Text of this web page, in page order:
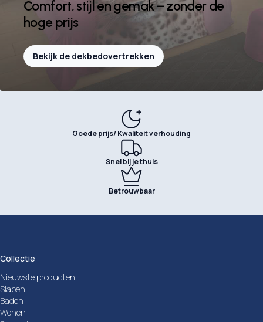
Comfort, stijl en gemak – zonder de
hoge prijs
Bekijk de dekbedovertrekken
Goede prijs/ Kwaliteit verhouding
Snel bij je thuis
Betrouwbaar
Collectie
Nieuwste producten
Slapen
Baden
Wonen